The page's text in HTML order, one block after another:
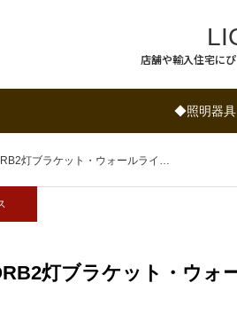
店舗や輸入住宅に
◆照明器具
灯ブラケット・ウォールライ…
灯ブラケット・ウォ